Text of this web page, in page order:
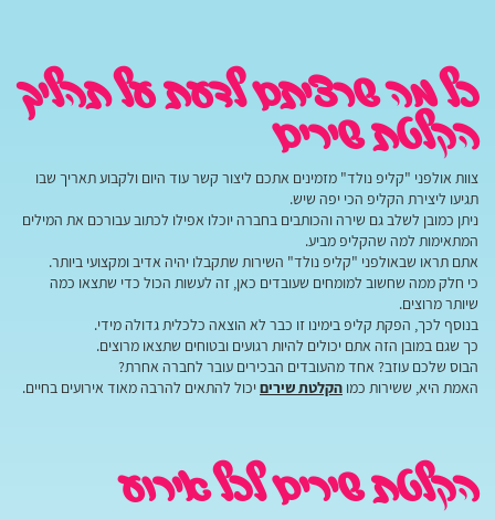
כל מה שרציתם לדעת על תהליך
הקלטת שירים
צוות אולפני "קליפ נולד" מזמינים אתכם ליצור קשר עוד היום ולקבוע תאריך שבו
תגיעו ליצירת הקליפ הכי יפה שיש.
ניתן כמובן לשלב גם שירה והכותבים בחברה יוכלו אפילו לכתוב עבורכם את המילים
המתאימות למה שהקליפ מביע.
אתם תראו שבאולפני "קליפ נולד" השירות שתקבלו יהיה אדיב ומקצועי ביותר.
כי חלק ממה שחשוב למומחים שעובדים כאן, זה לעשות הכול כדי שתצאו כמה
שיותר מרוצים.
בנוסף לכך, הפקת קליפ בימינו זו כבר לא הוצאה כלכלית גדולה מידי.
כך שגם במובן הזה אתם יכולים להיות רגועים ובטוחים שתצאו מרוצים.
הבוס שלכם עוזב? אחד מהעובדים הבכירים עובר לחברה אחרת?
האמת היא, ששירות כמו הקלטת שיריםיכול להתאים להרבה מאוד אירועים בחיים.
הקלטת שירים לכל אירוע